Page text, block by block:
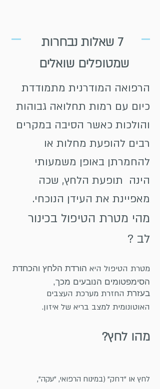
7 שאלות נבחרות
שמטופלים שואלים
הרפואה המודרנית מתמודדת
כיום עם רמות תחלואה גבוהות
והולכות כאשר הסיבה במקרים
רבים להופעת מחלות או
להחמרתן באופן משמעותי
הינה תופעת הלחץ, שכה
מאפיינת את העידן הנוכחי.
מהי מטרת הטיפול בכינור
לב ?
מטרת הטיפול היא הורדת הלחץ והכחדת
הסימפטומים הנובעים מכך,
בעזרת החזרת מערכת העצבים
האוטונומית למצב בריא של איזון.
מהו לחץ?
לחץ או "דחק" (במינוח הרפואי, "עקה",